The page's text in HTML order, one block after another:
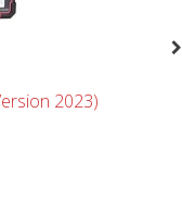
2023)